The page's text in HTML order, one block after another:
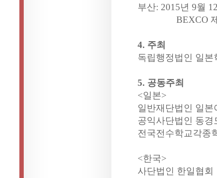
부산: 2015년 9월
BEXCO 제2전
4. 주최
독립행정법인 일본
5. 공동주최
<일본>
일반재단법인 일
공익사단법인 동
전국전수학교각종
<한국>
사단법인 한일협회